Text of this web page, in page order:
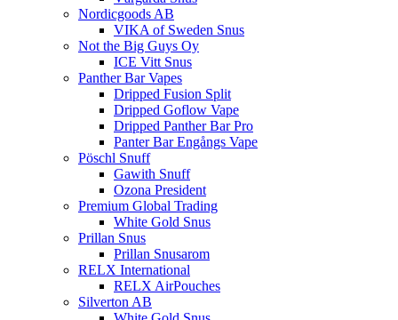
Nordicgoods AB
VIKA of Sweden Snus
Not the Big Guys Oy
ICE Vitt Snus
Panther Bar Vapes
Dripped Fusion Split
Dripped Goflow Vape
Dripped Panther Bar Pro
Panter Bar Engångs Vape
Pöschl Snuff
Gawith Snuff
Ozona President
Premium Global Trading
White Gold Snus
Prillan Snus
Prillan Snusarom
RELX International
RELX AirPouches
Silverton AB